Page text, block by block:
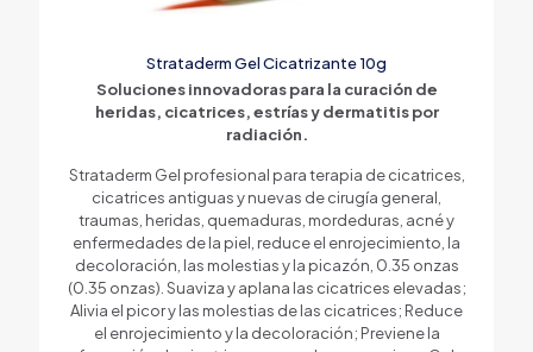
Strataderm Gel Cicatrizante 10g
Soluciones innovadoras para la curación de
heridas, cicatrices, estrías y dermatitis por
radiación.
Strataderm Gel profesional para terapia de cicatrices,
cicatrices antiguas y nuevas de cirugía general,
traumas, heridas, quemaduras, mordeduras, acné y
enfermedades de la piel, reduce el enrojecimiento, la
decoloración, las molestias y la picazón, 0.35 onzas
(0.35 onzas). Suaviza y aplana las cicatrices elevadas;
Alivia el picor y las molestias de las cicatrices; Reduce
el enrojecimiento y la decoloración; Previene la